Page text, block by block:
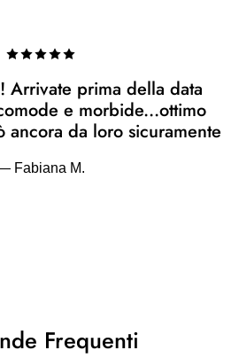
Arrivate prima della data
e morbide...ottimo
ancora da loro sicuramente
Fabiana M.
Frequenti